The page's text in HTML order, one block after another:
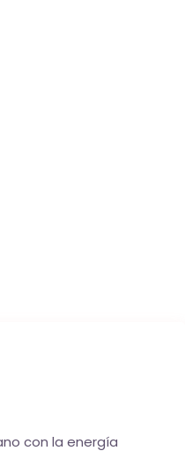
con la energía